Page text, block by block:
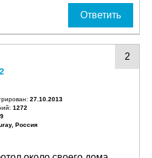
Ответить
2
27.10.2013
1272
Россия